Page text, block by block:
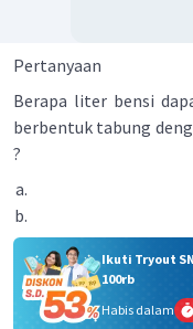
Pertanyaan
Berapa liter bensi
berbentuk tabung
?
Ikuti Tryout
100rb
Habis dalam